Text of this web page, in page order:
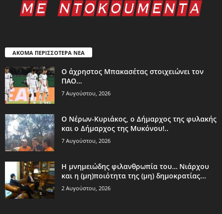
ΑΚΟΜΑ ΠΕΡΙΣΣΟΤΕΡΑ ΝΕΑ
Ο άχρηστος Μπακασέτας στοιχειώνει τον
ΠΑΟ…
7 Αυγούστου, 2026
Ο Νέρων-Κυριάκος, o Δήμαρχος της φυλακής
και ο Δήμαρχος της Μυκόνου!..
7 Αυγούστου, 2026
Η μνημειώδης φιλανθρωπία του… Νιάρχου
και η (μη)ποιότητα της (μη) δημοκρατίας...
2 Αυγούστου, 2026